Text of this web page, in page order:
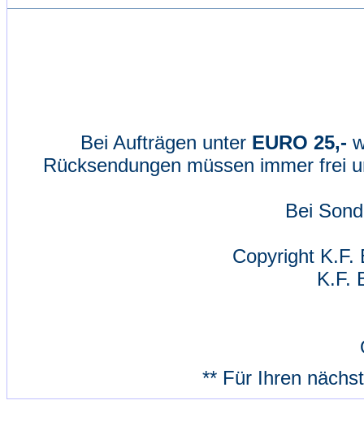
Bei Aufträgen unter EURO 25,-
Rücksendungen müssen immer frei
Bei
Copyright
K.F.
** Für Ihren